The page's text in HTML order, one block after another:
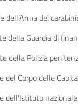
dell'Arma dei
della Guardia di
della Polizia
del Corpo delle
dell'Istituto